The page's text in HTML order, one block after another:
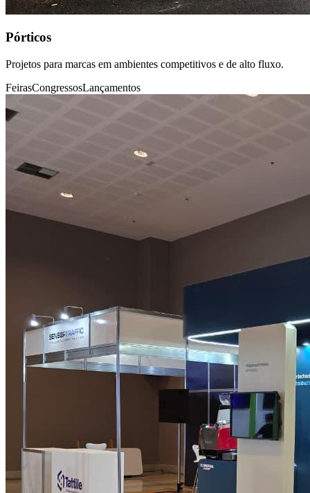
Pórticos
Projetos para marcas em ambientes competitivos e de alto fluxo.
FeirasCongressosLançamentos